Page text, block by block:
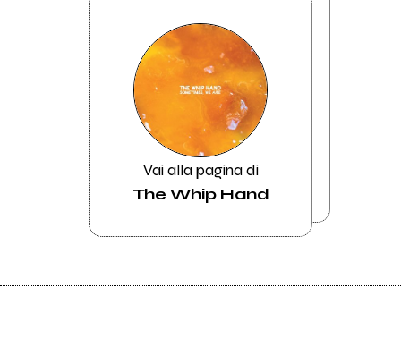
Vai alla pagina di
The Whip Hand